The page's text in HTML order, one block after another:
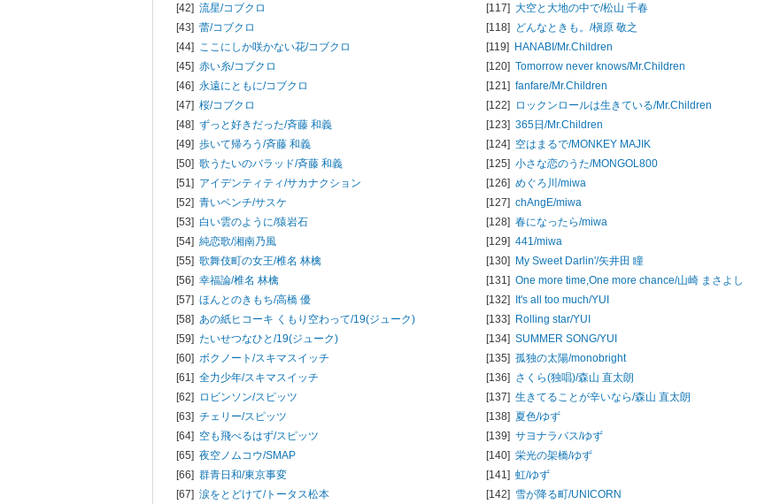
[42] 流星/コブクロ
[43] 蕾/コブクロ
[44] ここにしか咲かない花/コブクロ
[45] 赤い糸/コブクロ
[46] 永遠にともに/コブクロ
[47] 桜/コブクロ
[48] ずっと好きだった/斉藤 和義
[49] 歩いて帰ろう/斉藤 和義
[50] 歌うたいのバラッド/斉藤 和義
[51] アイデンティティ/サカナクション
[52] 青いベンチ/サスケ
[53] 白い雲のように/猿岩石
[54] 純恋歌/湘南乃風
[55] 歌舞伎町の女王/椎名 林檎
[56] 幸福論/椎名 林檎
[57] ほんとのきもち/高橋 優
[58] あの紙ヒコーキ くもり空わって/19(ジューク)
[59] たいせつなひと/19(ジューク)
[60] ボクノート/スキマスイッチ
[61] 全力少年/スキマスイッチ
[62] ロビンソン/スピッツ
[63] チェリー/スピッツ
[64] 空も飛べるはず/スピッツ
[65] 夜空ノムコウ/SMAP
[66] 群青日和/東京事変
[67] 涙をとどけて/トータス松本
[117] 大空と大地の中で/松山 千春
[118] どんなときも。/槇原 敬之
[119] HANABI/Mr.Children
[120] Tomorrow never knows/Mr.Children
[121] fanfare/Mr.Children
[122] ロックンロールは生きている/Mr.Children
[123] 365日/Mr.Children
[124] 空はまるで/MONKEY MAJIK
[125] 小さな恋のうた/MONGOL800
[126] めぐろ川/miwa
[127] chAngE/miwa
[128] 春になったら/miwa
[129] 441/miwa
[130] My Sweet Darlin'/矢井田 瞳
[131] One more time,One more chance/山崎 まさよし
[132] It's all too much/YUI
[133] Rolling star/YUI
[134] SUMMER SONG/YUI
[135] 孤独の太陽/monobright
[136] さくら(独唱)/森山 直太朗
[137] 生きてることが辛いなら/森山 直太朗
[138] 夏色/ゆず
[139] サヨナラバス/ゆず
[140] 栄光の架橋/ゆず
[141] 虹/ゆず
[142] 雪が降る町/UNICORN